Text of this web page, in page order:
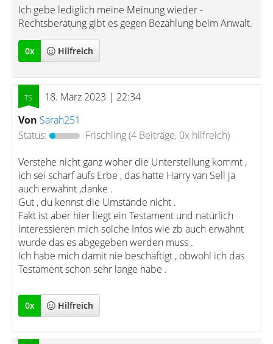
Ich gebe lediglich meine Meinung wieder -
Rechtsberatung gibt es gegen Bezahlung beim Anwalt.
0x Hilfreich
18. März 2023 | 22:34
Von Sarah251
Status:
Frischling(4 Beiträge, 0x hilfreich)
Verstehe nicht ganz woher die Unterstellung kommt ,
ich sei scharf aufs Erbe , das hatte Harry van Sell ja
auch erwähnt ,danke .
Gut , du kennst die Umstände nicht .
Fakt ist aber hier liegt ein Testament und natürlich
interessieren mich solche Infos wie zb auch erwähnt
wurde das es abgegeben werden muss .
Ich habe mich damit nie beschäftigt , obwohl ich das
Testament schon sehr lange habe .
0x Hilfreich